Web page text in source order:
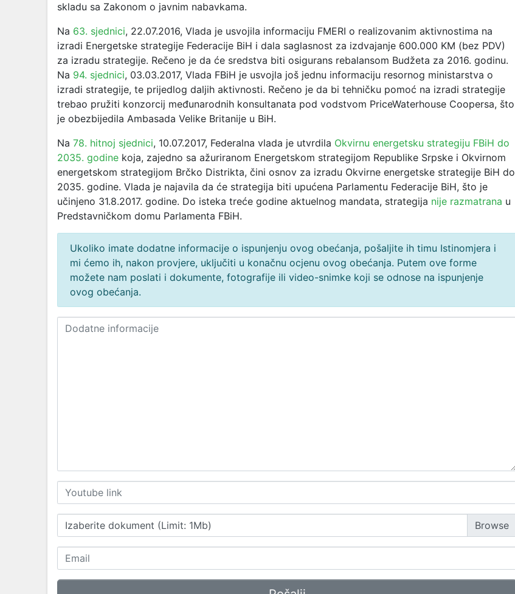
skladu sa Zakonom o javnim nabavkama.
Na 63. sjednici, 22.07.2016, Vlada je usvojila informaciju FMERI o realizovanim aktivnostima na
izradi Energetske strategije Federacije BiH i dala saglasnost za izdvajanje 600.000 KM (bez PDV)
za izradu strategije. Rečeno je da će sredstva biti osigurans rebalansom Budžeta za 2016. godinu.
Na 94. sjednici, 03.03.2017, Vlada FBiH je usvojla još jednu informaciju resornog ministarstva o
izradi strategije, te prijedlog daljih aktivnosti. Rečeno je da bi tehničku pomoć na izradi strategije
trebao pružiti konzorcij međunarodnih konsultanata pod vodstvom PriceWaterhouse Coopersa, što
je obezbijedila Ambasada Velike Britanije u BiH.
Na 78. hitnoj sjednici, 10.07.2017, Federalna vlada je utvrdila Okvirnu energetsku strategiju FBiH do
2035. godine koja, zajedno sa ažuriranom Energetskom strategijom Republike Srpske i Okvirnom
energetskom strategijom Brčko Distrikta, čini osnov za izradu Okvirne energetske strategije BiH do
2035. godine. Vlada je najavila da će strategija biti upućena Parlamentu Federacije BiH, što je
učinjeno 31.8.2017. godine. Do isteka treće godine aktuelnog mandata, strategija nije razmatrana u
Predstavničkom domu Parlamenta FBiH.
Ukoliko imate dodatne informacije o ispunjenju ovog obećanja, pošaljite ih timu Istinomjera i
mi ćemo ih, nakon provjere, uključiti u konačnu ocjenu ovog obećanja. Putem ove forme
možete nam poslati i dokumente, fotografije ili video-snimke koji se odnose na ispunjenje
ovog obećanja.
Izaberite dokument (Limit: 1Mb)